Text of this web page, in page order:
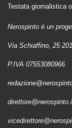
Testata giornalistica
Nerospinto è un
Via Schiaffino, 25
P.IVA 07553080966